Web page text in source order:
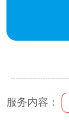
服务内容：